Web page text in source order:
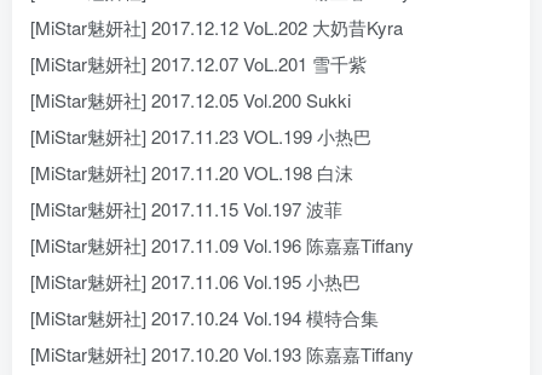
[MiStar魅妍社] 2017.12.12 VoL.202 大奶昔Kyra
[MiStar魅妍社] 2017.12.07 VoL.201 雪千紫
[MiStar魅妍社] 2017.12.05 Vol.200 Sukki
[MiStar魅妍社] 2017.11.23 VOL.199 小热巴
[MiStar魅妍社] 2017.11.20 VOL.198 白沫
[MiStar魅妍社] 2017.11.15 Vol.197 波菲
[MiStar魅妍社] 2017.11.09 Vol.196 陈嘉嘉Tiffany
[MiStar魅妍社] 2017.11.06 Vol.195 小热巴
[MiStar魅妍社] 2017.10.24 Vol.194 模特合集
[MiStar魅妍社] 2017.10.20 Vol.193 陈嘉嘉Tiffany